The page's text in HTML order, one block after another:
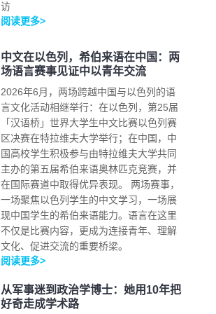
访
阅读更多>
中文在以色列，希伯来语在中国：两
场语言赛事见证中以青年交流
2026年6月，两场跨越中国与以色列的语
言文化活动相继举行：在以色列，第25届
「汉语桥」世界大学生中文比赛以色列赛
区决赛在特拉维夫大学举行；在中国，中
国高校学生积极参与由特拉维夫大学共同
主办的第五届希伯来语奥林匹克竞赛，并
在国际赛道中取得优异表现。 两场赛事，
一场聚焦以色列学生的中文学习，一场展
现中国学生的希伯来语能力。语言在这里
不仅是比赛内容，更成为连接青年、理解
文化、促进交流的重要桥梁。
阅读更多>
从军事迷到政治学博士：她用10年把
好奇走成学术路